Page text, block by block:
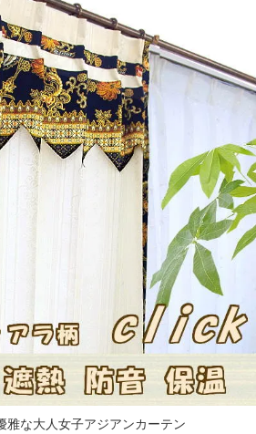
雅な大人女子アジアンカーテン